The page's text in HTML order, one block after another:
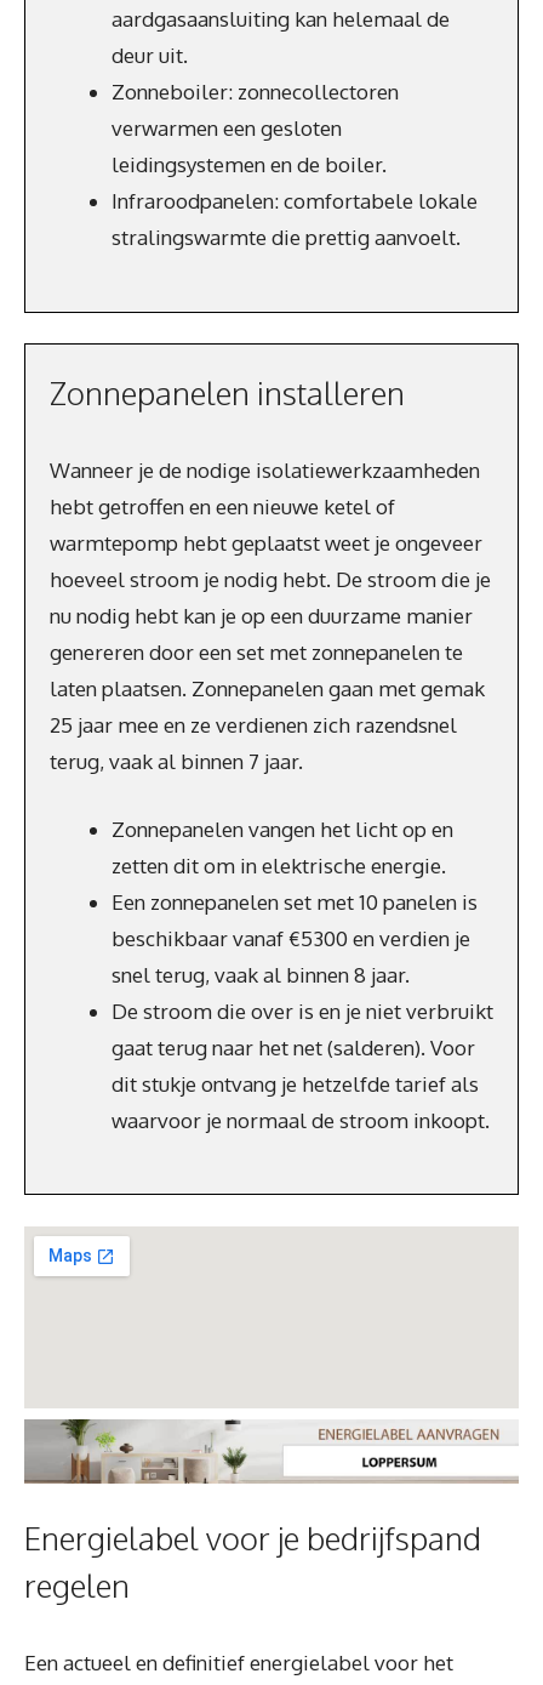
aardgasaansluiting kan helemaal de
deur uit.
Zonneboiler: zonnecollectoren
verwarmen een gesloten
leidingsystemen en de boiler.
Infraroodpanelen: comfortabele lokale
stralingswarmte die prettig aanvoelt.
Zonnepanelen installeren
Wanneer je de nodige isolatiewerkzaamheden
hebt getroffen en een nieuwe ketel of
warmtepomp hebt geplaatst weet je ongeveer
hoeveel stroom je nodig hebt. De stroom die je
nu nodig hebt kan je op een duurzame manier
genereren door een set met zonnepanelen te
laten plaatsen. Zonnepanelen gaan met gemak
25 jaar mee en ze verdienen zich razendsnel
terug, vaak al binnen 7 jaar.
Zonnepanelen vangen het licht op en
zetten dit om in elektrische energie.
Een zonnepanelen set met 10 panelen is
beschikbaar vanaf €5300 en verdien je
snel terug, vaak al binnen 8 jaar.
De stroom die over is en je niet verbruikt
gaat terug naar het net (salderen). Voor
dit stukje ontvang je hetzelfde tarief als
waarvoor je normaal de stroom inkoopt.
Energielabel voor je bedrijfspand
regelen
Een actueel en definitief energielabel voor het